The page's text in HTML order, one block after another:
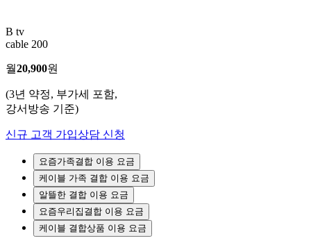
B tv
cable 200
월20,900원
(3년 약정, 부가세 포함,
강서방송 기준)
신규 고객 가입상담 신청
요즘가족결합 이용 요금
케이블 가족 결합 이용 요금
알뜰한 결합 이용 요금
요즘우리집결합 이용 요금
케이블 결합상품 이용 요금